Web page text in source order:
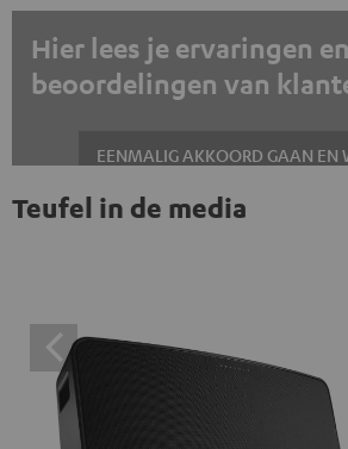
Hier lees je ervaringen en
beoordelingen van
EENMALIG AKKOORD GAAN EN
Altijd externe inhoud weergeven? Schakel dit in
inhoud te klikken, stem je ermee in
inhoud te zien krijgt. Dit betekent dat
gegevens kunnen worden
van derden. Meer informatie hierover
Teufel in de media